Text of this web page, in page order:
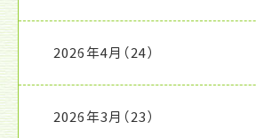
2026年4月 （24）
2026年3月 （23）